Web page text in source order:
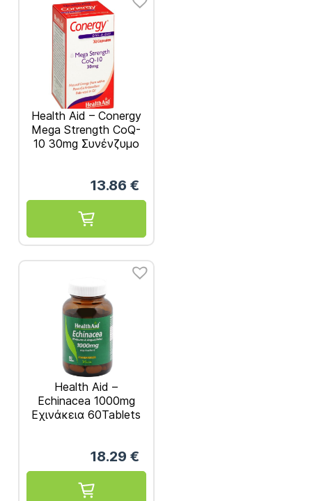
Health Aid – Conergy
Mega Strength CoQ-
10 30mg Συνένζυμο
13.86 €
Health Aid –
Echinacea 1000mg
Εχινάκεια 60Tablets
18.29 €